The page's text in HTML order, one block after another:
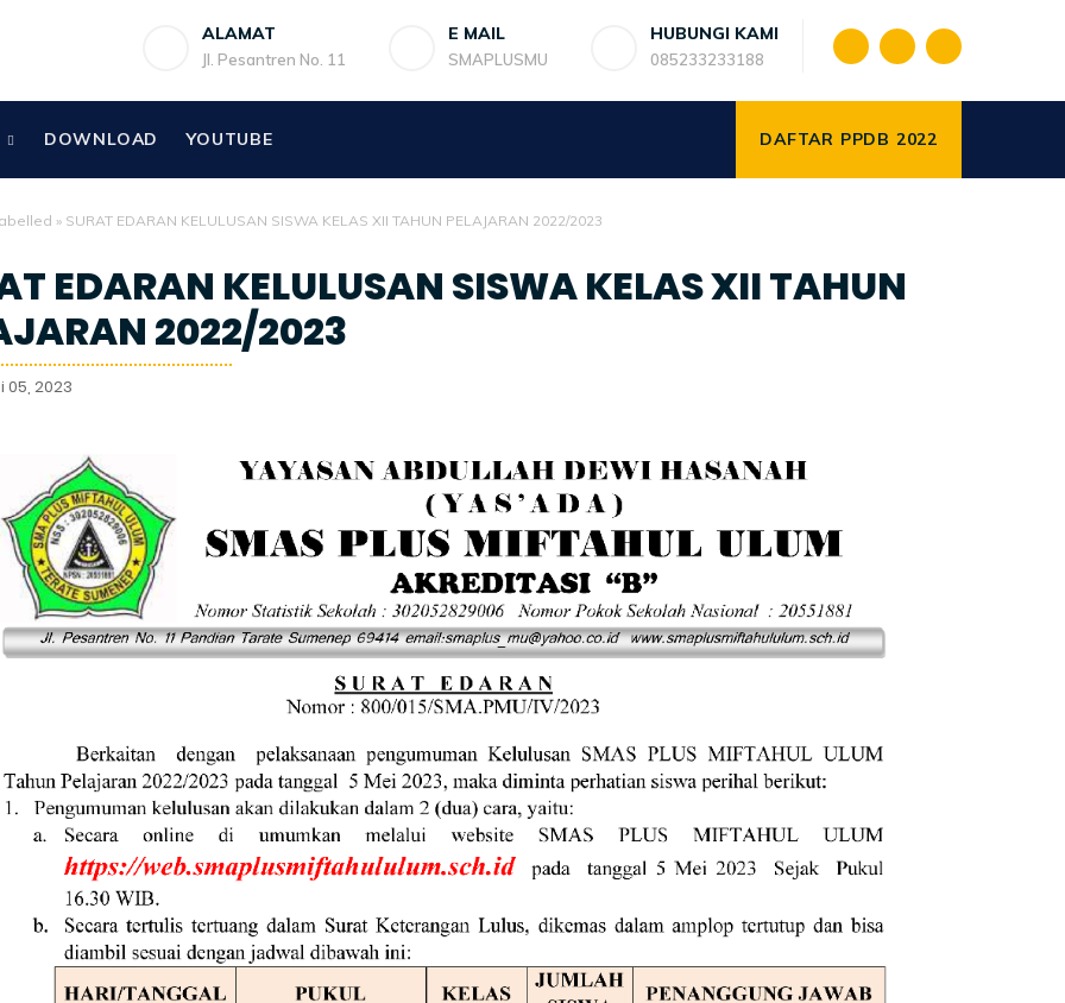
ALAMAT
Jl. Pesantren No. 11
E MAIL
SMAPLUSMU
HUBUNGI KAMI
085233233188
DOWNLOAD YOUTUBE DAFTAR PPDB 2022
» SURAT EDARAN KELULUSAN SISWA KELAS XII TAHUN PELAJARAN 2022/2023
EDARAN KELULUSAN SISWA KELAS XII TAHUN
2022/2023
05, 2023